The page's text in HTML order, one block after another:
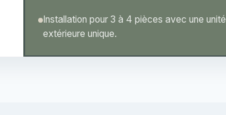
Installation pour 3 à 4 pièces avec une unité
extérieure unique.